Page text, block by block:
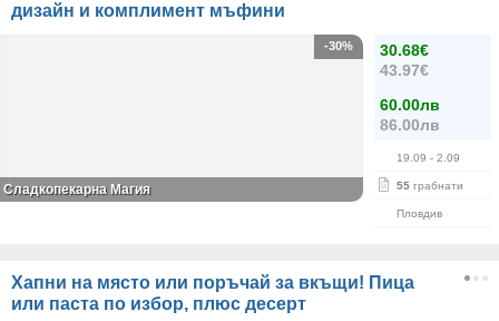
дизайн и комплимент мъфини
30.68€
43.97€
60.00лв
86.00лв
19.09 - 2.09
55 грабнати
Пловдив
-30%
Сладкопекарна Магия
Хапни на място или поръчай за вкъщи! Пица
или паста по избор, плюс десерт